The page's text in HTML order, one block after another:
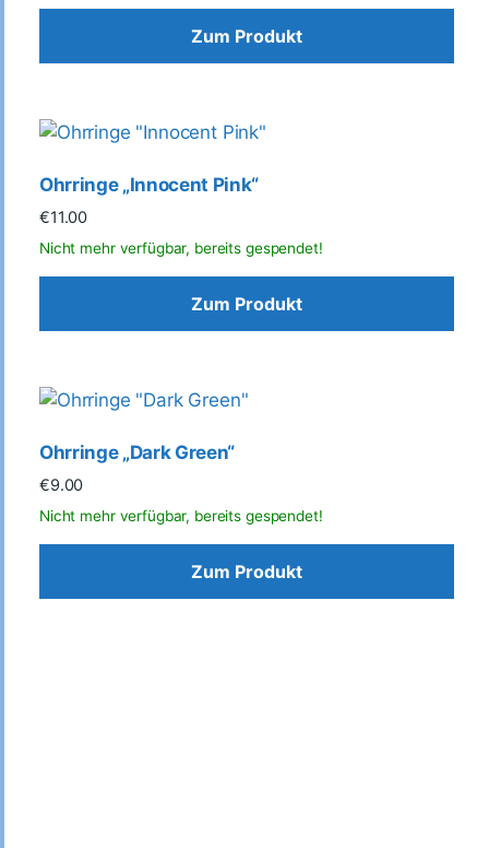
Zum Produkt
Ohrringe „Innocent Pink“
€11.00
Zum Produkt
Ohrringe „Dark Green“
€9.00
Zum Produkt